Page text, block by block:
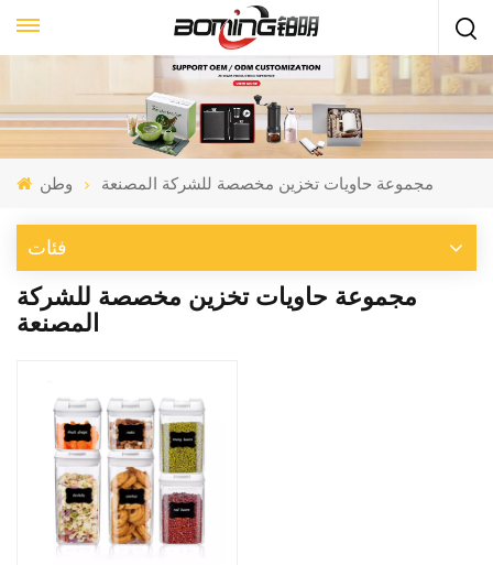
وطن مجموعة حاويات تخزين مخصصة للشركة المصنعة
فئات
مجموعة حاويات تخزين مخصصة للشركة
المصنعة